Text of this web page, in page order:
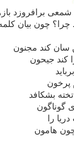
برافروزد
چرا؟ چون بیان
سان کند مجنون
کند جیحون
پرخون
بشکافد
گوناگون
را
هامون